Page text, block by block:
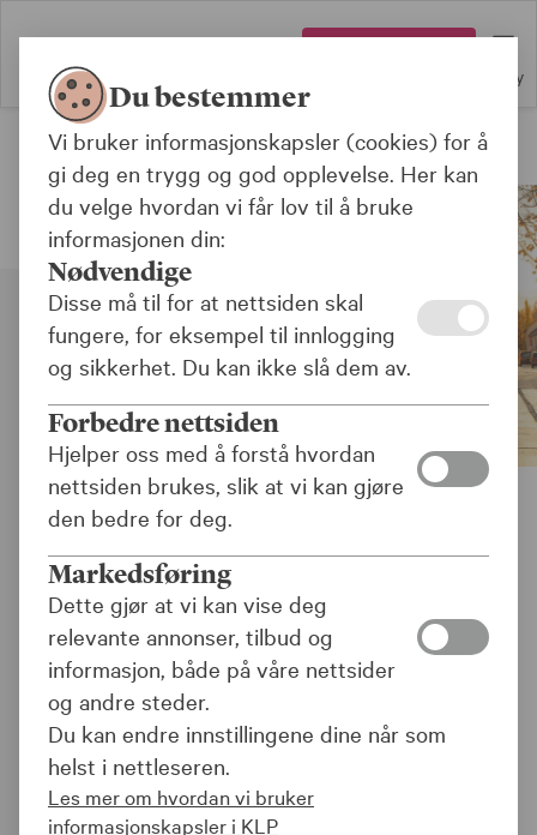
Meny
Husforsikring
Gjør hus og hytte klar
for vinteren
|
25.09.24
Del:
Tiden er inne for å ta noen enkle grep slik
at hus og hytte er forberedt på høststorm
og regn, snø og kulde. Og ta gjerne en
Du bestemmer
Vi bruker informasjonskapsler (cookies) for å
gi deg en trygg og god opplevelse. Her kan
du velge hvordan vi får lov til å bruke
informasjonen din:
Nødvendige
Disse må til for at nettsiden skal
fungere, for eksempel til innlogging
og sikkerhet. Du kan ikke slå dem av.
Forbedre nettsiden
Hjelper oss med å forstå hvordan
nettsiden brukes, slik at vi kan gjøre
den bedre for deg.
Markedsføring
Dette gjør at vi kan vise deg
relevante annonser, tilbud og
informasjon, både på våre nettsider
og andre steder.
Du kan endre innstillingene dine når som
helst i nettleseren.
Les mer om hvordan vi bruker
informasjonskapsler i KLP